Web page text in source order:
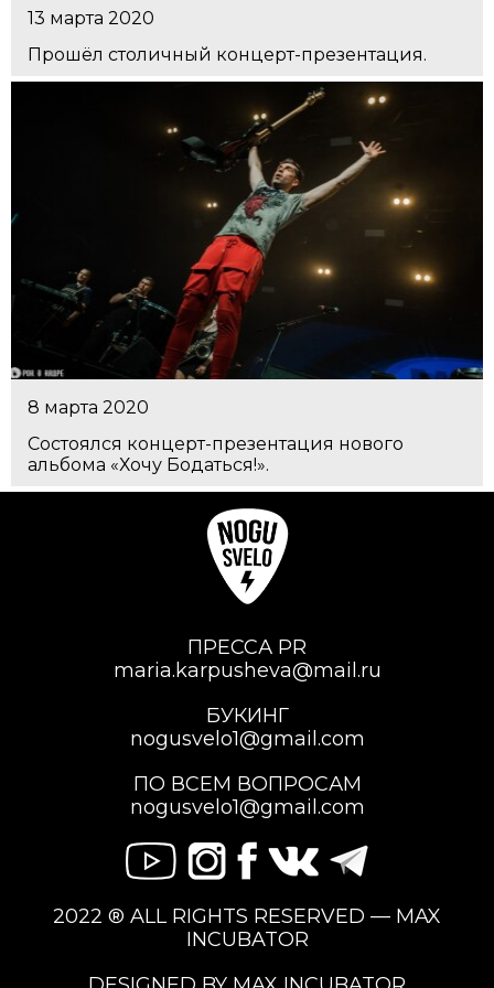
13 марта 2020
Прошёл столичный концерт-презентация.
8 марта 2020
Состоялся концерт-презентация нового
альбома «Хочу Бодаться!».
ПРЕССА PR
maria.karpusheva@mail.ru
БУКИНГ
nogusvelo1@gmail.com
ПО ВСЕМ ВОПРОСАМ
nogusvelo1@gmail.com
2022 ® ALL RIGHTS RESERVED — MAX
INCUBATOR